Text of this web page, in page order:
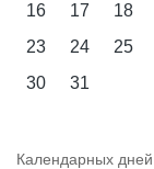
16
17 18
23
24 25
30
31
Календарных дней